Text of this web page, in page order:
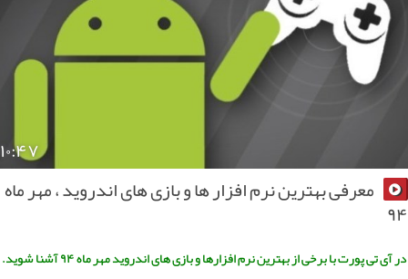
۱۰:۴۷
معرفی بهترین نرم افزار ها و بازی های اندروید ، مهر ماه
تی پورت با برخی از بهترین نرم افزارها و بازی های اندروید مهر ماه ۹۴ آشنا شوید.